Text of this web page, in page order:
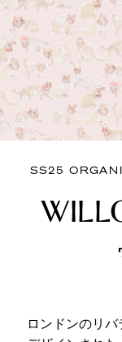
SS25
ロンドンのリ